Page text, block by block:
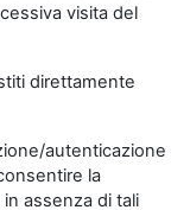
visita del
direttamente
autenticazione
la
assenza di tali